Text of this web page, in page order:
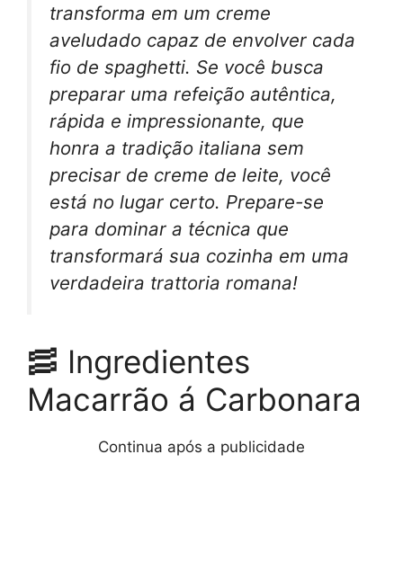
transforma em um creme
aveludado capaz de envolver cada
fio de spaghetti. Se você busca
preparar uma refeição autêntica,
rápida e impressionante, que
honra a tradição italiana sem
precisar de creme de leite, você
está no lugar certo. Prepare-se
para dominar a técnica que
transformará sua cozinha em uma
verdadeira trattoria romana!
🥓 Ingredientes
Macarrão á Carbonara
Continua após a publicidade